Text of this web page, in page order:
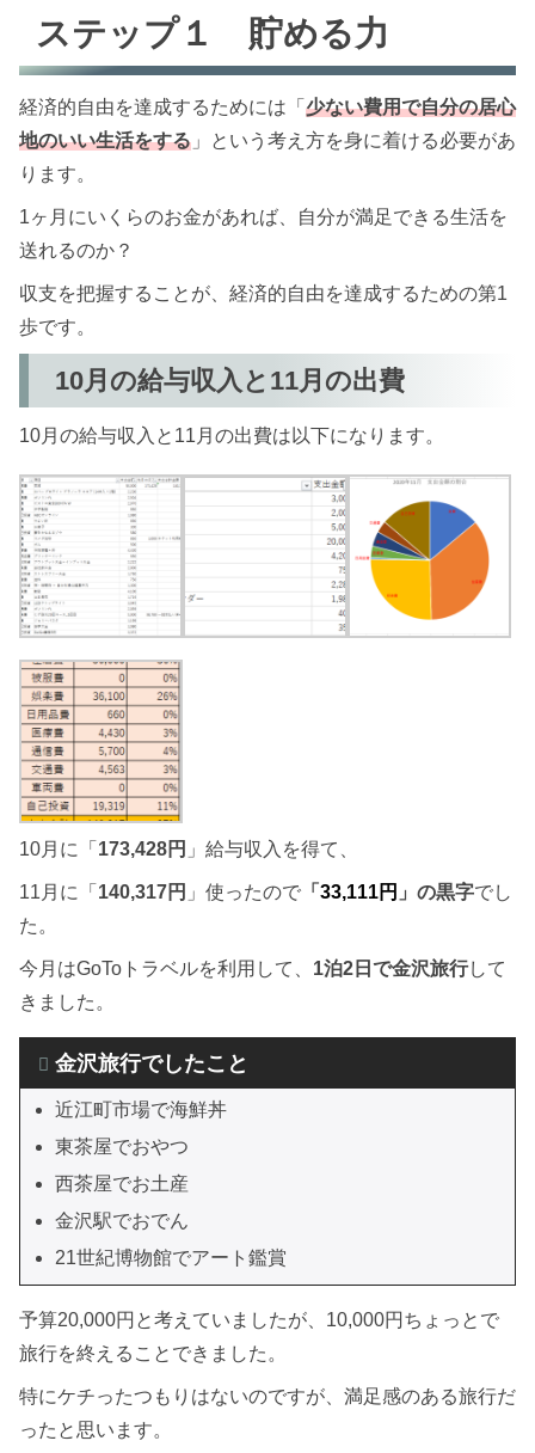
ステップ１ 貯める力
経済的自由を達成するためには「 少ない費用で自分の居心
地のいい生活をする 」という考え方を身に着ける必要があ
ります。
1ヶ月にいくらのお金があれば、自分が満足できる生活を
送れるのか？
収支を把握することが、経済的自由を達成するための第1
歩です。
10月の給与収入と11月の出費
10月の給与収入と11月の出費は以下になります。
10月に「 173,428円 」給与収入を得て、
11月に「 140,317円 」使ったので 「 33,111円 」の黒字でし
た。
今月はGoToトラベルを利用して、 1泊2日で金沢旅行して
きました。
金沢旅行でしたこと
近江町市場で海鮮丼
東茶屋でおやつ
西茶屋でお土産
金沢駅でおでん
21世紀博物館でアート鑑賞
予算20,000円と考えていましたが、10,000円ちょっとで
旅行を終えることできました。
特にケチったつもりはないのですが、満足感のある旅行だ
ったと思います。